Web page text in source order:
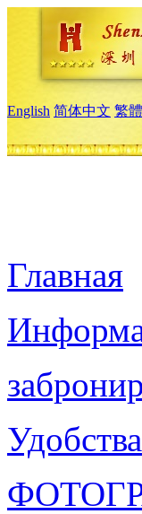
English 简体中文 繁
Главная
Удобства